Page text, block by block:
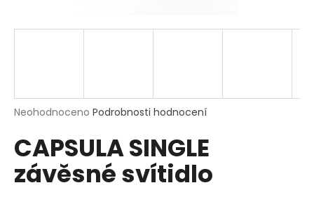
Průměrné
produktu
je
z
Neohodnoceno Podrobnosti hodnocení
CAPSULA SINGLE
závěsné svítidlo
j
HLEDAT